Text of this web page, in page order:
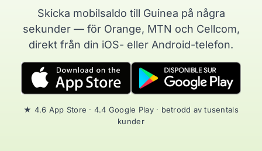
Skicka mobilsaldo till Guinea på några
sekunder — för Orange, MTN och Cellcom,
direkt från din iOS- eller Android-telefon.
★ 4.6 App Store · 4.4 Google Play · betrodd av tusentals
kunder